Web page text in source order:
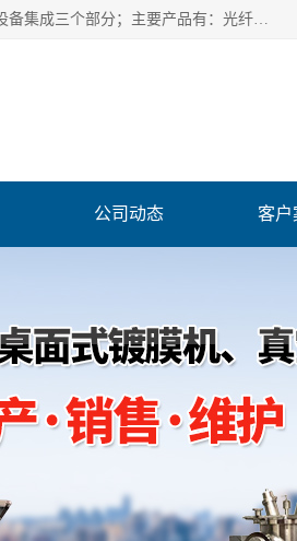
北京浅蓝纳米科技发展有限责任公司主体经营分为：真空配件销售、真空腔体定制、真空设备集成三个部分；主要产品有：光纤真空馈通法兰、光纤真空法兰、光纤法兰、低损耗光纤真空法兰；源瓶、ALD源瓶、MO源瓶、CVD源瓶、50ml源瓶现货、隔膜阀、波纹管密封阀；真空航插电极法兰、电极法兰、真空法兰、信号法兰、陶封电极法兰、D型真空电极；真空腔体定制、磁控溅射、热蒸发镀膜机、PE-CVD、ALD；
公司动态 客户